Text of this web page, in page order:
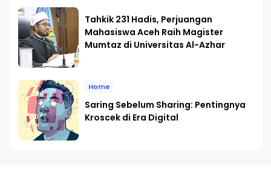
Tahkik 231 Hadis, Perjuangan
Mahasiswa Aceh Raih Magister
Mumtaz di Universitas Al-Azhar
Home
Saring Sebelum Sharing: Pentingnya
Kroscek di Era Digital